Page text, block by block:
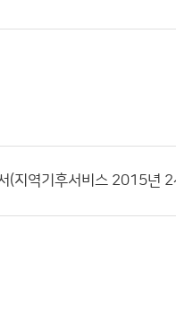
(지역기후서비스 2015